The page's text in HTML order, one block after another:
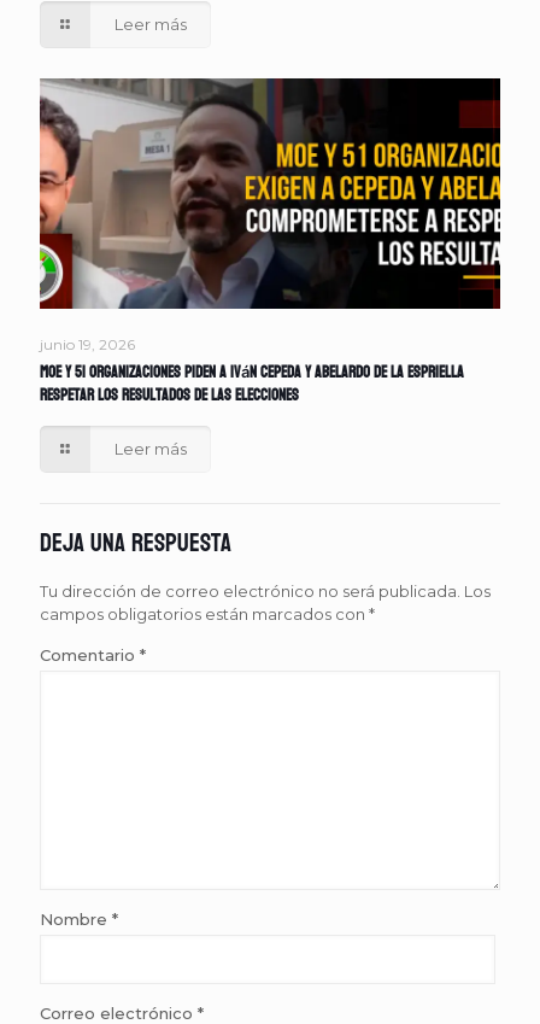
Leer más
junio 19, 2026
MOE y 51 organizaciones piden a Iván Cepeda y Abelardo de la Espriella
respetar los resultados de las elecciones
Leer más
Deja una respuesta
Tu dirección de correo electrónico no será publicada. Los
campos obligatorios están marcados con *
Comentario *
Nombre *
Correo electrónico *